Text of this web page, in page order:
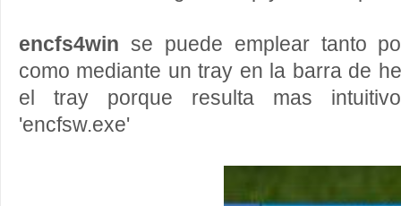
encfs4win se puede emplear tanto
como mediante un tray en la barra de
el tray porque resulta mas
'encfsw.exe'